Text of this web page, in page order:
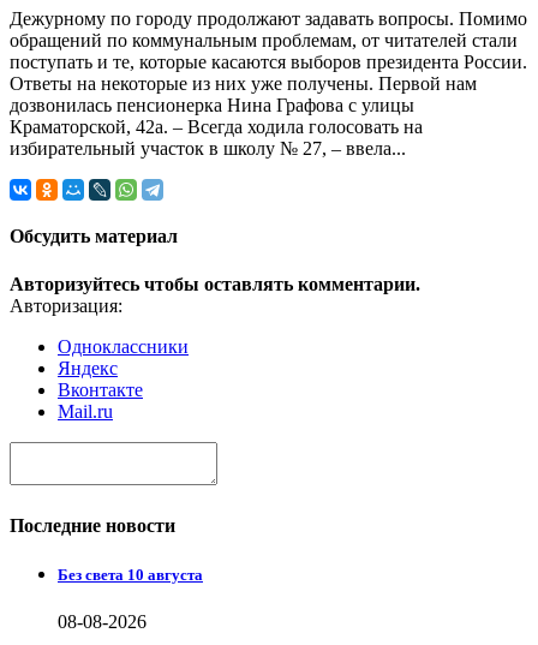
Дежурному по городу продолжают задавать вопросы. Помимо
обращений по коммунальным проблемам, от читателей стали
поступать и те, которые касаются выборов президента России.
Ответы на некоторые из них уже получены. Первой нам
дозвонилась пенсионерка Нина Графова с улицы
Краматорской, 42а. – Всегда ходила голосовать на
избирательный участок в школу № 27, – ввела...
Обсудить материал
Авторизуйтесь чтобы оставлять комментарии.
Авторизация:
Одноклассники
Яндекс
Вконтакте
Mail.ru
Последние новости
Без света 10 августа
08-08-2026